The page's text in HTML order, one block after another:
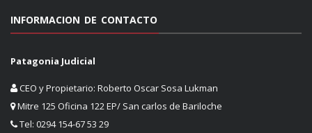
INFORMACION DE CONTACTO
Patagonia Judicial
CEO y Propietario: Roberto Oscar Sosa Lukman
Mitre 125 Oficina 122 EP/ San carlos de Bariloche
Tel: 0294 154-67 53 29